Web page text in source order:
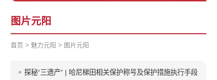
图片元阳
首页 > 魅力元阳 > 图片元阳
探秘“三遗产” | 哈尼梯田相关保护称号及保护措施执行手段